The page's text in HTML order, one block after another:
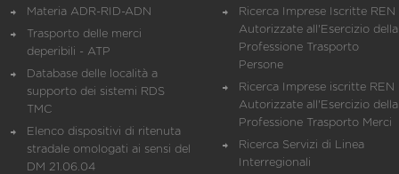
Materia ADR-RID-ADN
Trasporto delle merci
deperibili - ATP
Database delle località a
supporto dei sistemi RDS
TMC
Elenco dispositivi di ritenuta
stradale omologati ai sensi del
DM 21.06.04
Ricerca Imprese Iscritte REN
Autorizzate all'Esercizio della
Professione Trasporto
Persone
Ricerca Imprese iscritte REN
Autorizzate all'Esercizio della
Professione Trasporto Merci
Ricerca Servizi di Linea
Interregionali